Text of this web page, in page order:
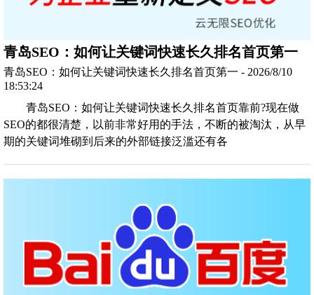
青岛SEO：如何让关键词快速长久排名首页第一
青岛SEO：如何让关键词快速长久排名首页第一 - 2026/8/10
18:53:24
青岛SEO：如何让关键词快速长久排名首页靠前?现在做
SEO的都很清楚，以前非常好用的手法，不断的被淘汰，从早
期的关键词堆砌到后来的外部链接泛滥还有各